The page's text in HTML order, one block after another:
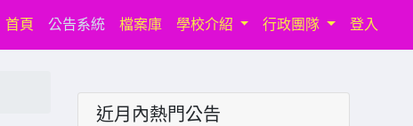
首頁(current)
公告系統 檔案庫 學校介紹 行政團隊 登入
近月內熱門公告